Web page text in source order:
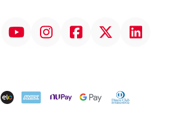
InstagramFacebook Linkedin
ELO AMEX NuPay Google PayDiners Club